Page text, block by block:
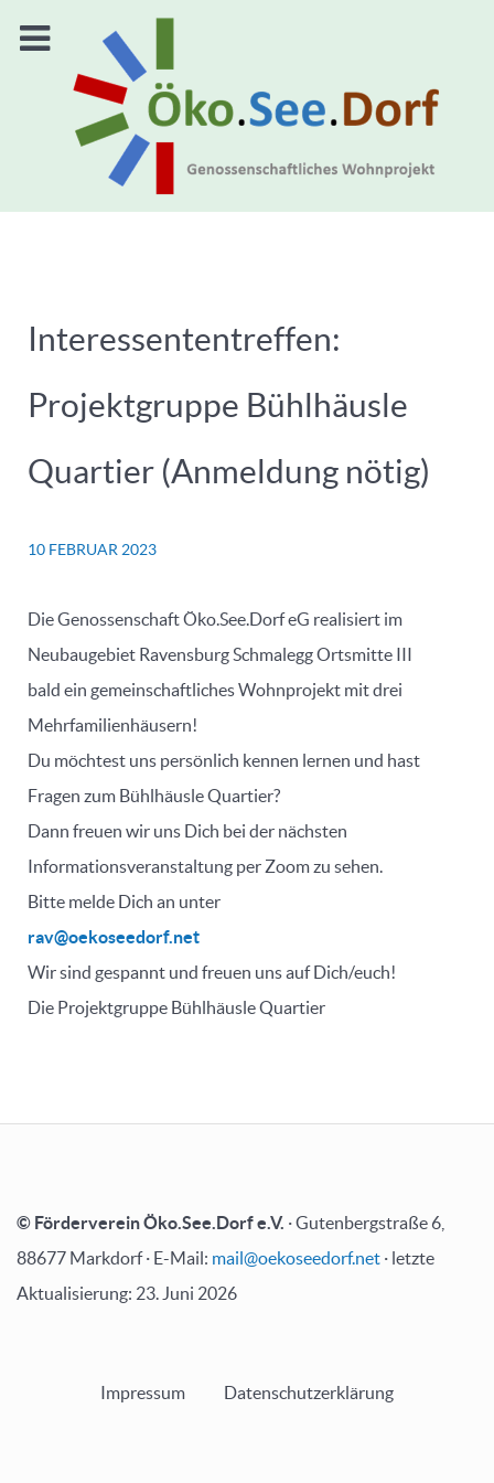
Interessententreffen:
Projektgruppe Bühlhäusle
Quartier (Anmeldung nötig)
10 FEBRUAR 2023
Die Genossenschaft Öko.See.Dorf eG realisiert im
Neubaugebiet Ravensburg Schmalegg Ortsmitte III
bald ein gemeinschaftliches Wohnprojekt mit drei
Mehrfamilienhäusern!
Du möchtest uns persönlich kennen lernen und hast
Fragen zum Bühlhäusle Quartier?
Dann freuen wir uns Dich bei der nächsten
Informationsveranstaltung per Zoom zu sehen.
Bitte melde Dich an unter
rav@oekoseedorf.net
Wir sind gespannt und freuen uns auf Dich/euch!
Die Projektgruppe Bühlhäusle Quartier
© Förderverein Öko.See.Dorf e.V. · Gutenbergstraße 6,
88677 Markdorf · E-Mail: mail@oekoseedorf.net · letzte
Aktualisierung: 23. Juni 2026
Impressum Datenschutzerklärung